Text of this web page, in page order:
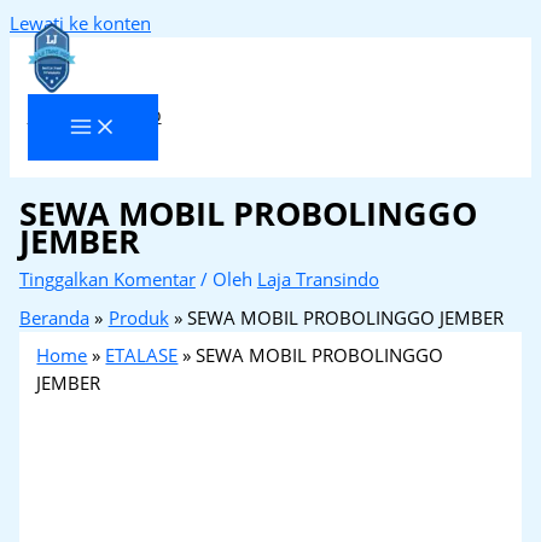
Lewati ke konten
Laja Transindo
SEWA MOBIL PROBOLINGGO
JEMBER
Tinggalkan Komentar / Oleh Laja Transindo
Beranda
Produk
SEWA MOBIL PROBOLINGGO JEMBER
Home » ETALASE »SEWA MOBIL PROBOLINGGO
JEMBER